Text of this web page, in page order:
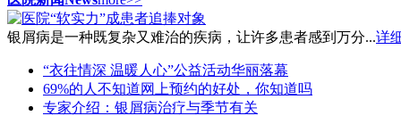
银屑病是一种既复杂又难治的疾病，让许多患者感到万分...详
“衣往情深 温暖人心”公益活动华丽落幕
69%的人不知道网上预约的好处，你知道吗
专家介绍：银屑病治疗与季节有关